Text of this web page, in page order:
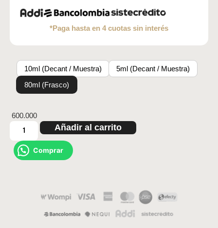
*Paga hasta en 4 cuotas sin interés
10ml (Decant / Muestra)
5ml (Decant / Muestra)
80ml (Frasco)
600.000
Añadir al carrito
Comprar